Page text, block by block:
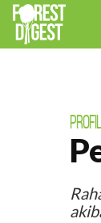
PROFIL